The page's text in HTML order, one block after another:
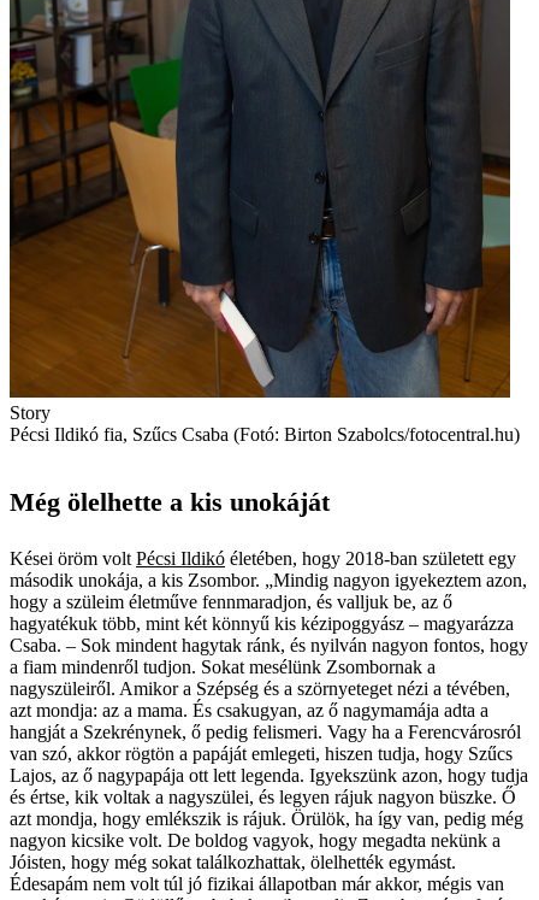
Story
Pécsi Ildikó fia, Szűcs Csaba (Fotó: Birton Szabolcs/fotocentral.hu)
Még ölelhette a kis unokáját
Kései öröm volt Pécsi Ildikó életében, hogy 2018-ban született egy
második unokája, a kis Zsombor. „Mindig nagyon igyekeztem azon,
hogy a szüleim életműve fennmaradjon, és valljuk be, az ő
hagyatékuk több, mint két könnyű kis kézipoggyász – magyarázza
Csaba. – Sok mindent hagytak ránk, és nyilván nagyon fontos, hogy
a fiam mindenről tudjon. Sokat mesélünk Zsombornak a
nagyszüleiről. Amikor a Szépség és a szörnyeteget nézi a tévében,
azt mondja: az a mama. És csakugyan, az ő nagymamája adta a
hangját a Szekrénynek, ő pedig felismeri. Vagy ha a Ferencvárosról
van szó, akkor rögtön a papáját emlegeti, hiszen tudja, hogy Szűcs
Lajos, az ő nagypapája ott lett legenda. Igyekszünk azon, hogy tudja
és értse, kik voltak a nagyszülei, és legyen rájuk nagyon büszke. Ő
azt mondja, hogy emlékszik is rájuk. Örülök, ha így van, pedig még
nagyon kicsike volt. De boldog vagyok, hogy megadta nekünk a
Jóisten, hogy még sokat találkozhattak, ölelhették egymást.
Édesapám nem volt túl jó fizikai állapotban már akkor, mégis van